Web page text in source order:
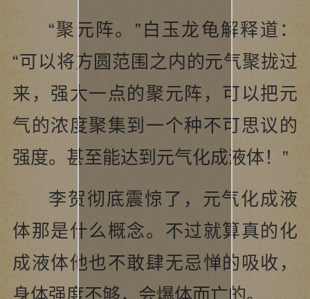
“聚元阵。”白玉龙龟解释道：
“可以将方圆范围之内的元气聚拢过
来，强大一点的聚元阵，可以把元
气的浓度聚集到一个种不可思议的
强度。甚至能达到元气化成液体！”
李贺彻底震惊了，元气化成液
体那是什么概念。不过就算真的化
成液体他也不敢肆无忌惮的吸收，
身体强度不够，会爆体而亡的。